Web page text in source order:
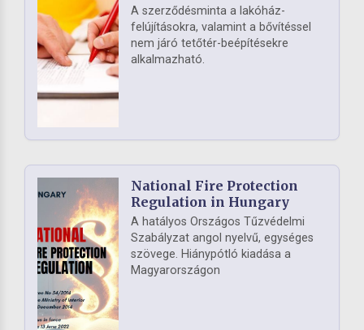
A szerződésminta a lakóház-
felújításokra, valamint a bővítéssel
nem járó tetőtér-beépítésekre
alkalmazható.
National Fire Protection
Regulation in Hungary
A hatályos Országos Tűzvédelmi
Szabályzat angol nyelvű, egységes
szövege. Hiánypótló kiadása a
Magyarországon